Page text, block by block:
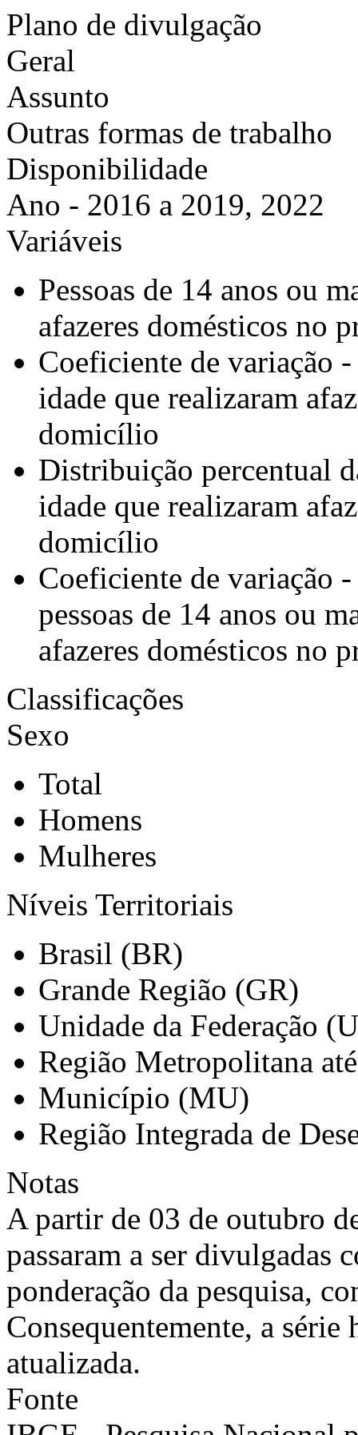
Plano de divulgação
Geral
Assunto
Outras formas de trabalho
Disponibilidade
Ano - 2016 a 2019, 2022
Variáveis
Pessoas de 14 anos ou
afazeres domésticos no
Coeficiente de variação -
idade que realizaram
domicílio
Distribuição percentual
idade que realizaram
domicílio
Coeficiente de variação
pessoas de 14 anos ou
afazeres domésticos no
Classificações
Sexo
Total
Homens
Mulheres
Níveis Territoriais
Brasil (BR)
Grande Região (GR)
Unidade da Federação
Região Metropolitana
Município (MU)
Região Integrada de
Notas
A partir de 03 de outubro
passaram a ser divulgadas
ponderação da pesquisa,
Consequentemente, a
atualizada.
Fonte